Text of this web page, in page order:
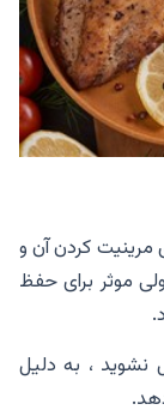
کردن آن و
موثر برای حفظ
نشوید ، به دلیل